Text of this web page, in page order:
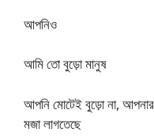
আপনিও
আমি তো বুড়ো মানুষ
আপনি মোটেই বুড়ো না,
মজা লাগতেছে